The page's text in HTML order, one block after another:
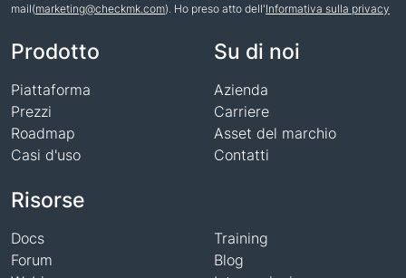
mail(marketing@checkmk.com). Ho preso atto dell'Informativa sulla privacy
Prodotto
Piattaforma
Prezzi
Roadmap
Casi d'uso
Risorse
Docs
Forum
Training
Blog
Su di noi
Azienda
Carriere
Asset del marchio
Contatti